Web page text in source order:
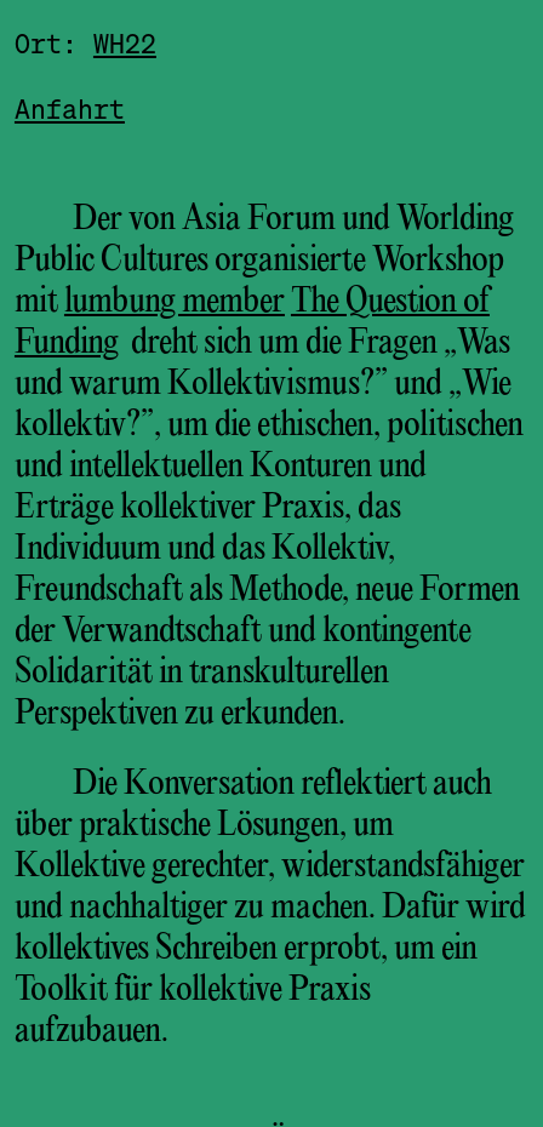
Ort: WH22
Anfahrt
Der von Asia Forum und Worlding
Public Cultures organisierte Workshop
mitlumbung memberThe Question of
Fundingdreht sich um die Fragen „Was
und warum Kollektivismus?” und „Wie
kollektiv?”, um die ethischen, politischen
und intellektuellen Konturen und
Erträge kollektiver Praxis, das
Individuum und das Kollektiv,
Freundschaft als Methode, neue Formen
der Verwandtschaft und kontingente
Solidarität in transkulturellen
Perspektiven zu erkunden.
Die Konversation reflektiert auch
über praktische Lösungen, um
Kollektive gerechter, widerstandsfähiger
und nachhaltiger zu machen. Dafür wird
kollektives Schreiben erprobt, um ein
Toolkit für kollektive Praxis
aufzubauen.